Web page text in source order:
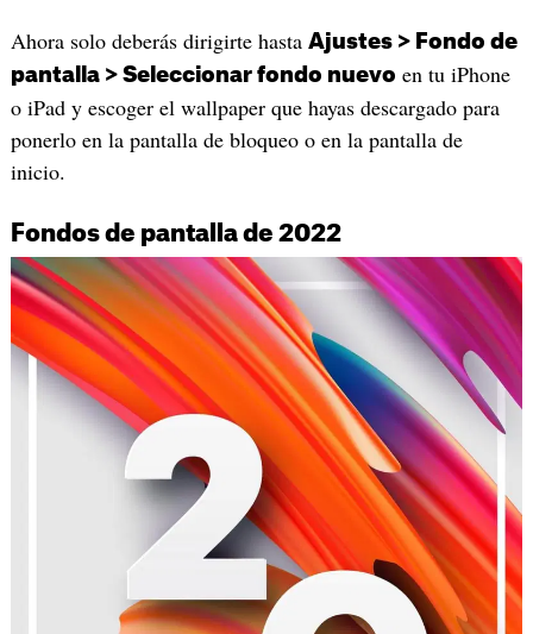
Ahora solo deberás dirigirte hasta Ajustes > Fondo de
pantalla > Seleccionar fondo nuevo en tu iPhone
o iPad y escoger el wallpaper que hayas descargado para
ponerlo en la pantalla de bloqueo o en la pantalla de
inicio.
Fondos de pantalla de 2022